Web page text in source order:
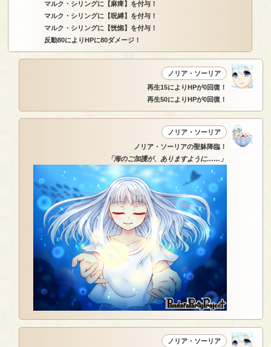
マルク・シリングに【麻痺】を付与！
マルク・シリングに【呪縛】を付与！
マルク・シリングに【恍惚】を付与！
反動80によりHPに80ダメージ！
ノリア・ソーリア
再生15によりHPが0回復！
再生50によりHPが0回復！
ノリア・ソーリア
ノリア・ソーリアの聖躰降臨！
「海のご加護が、ありますように……」
ノリア・ソーリア